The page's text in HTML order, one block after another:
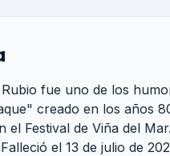
fue uno de los
creado en los años
el Festival de Viña del
el 13 de julio de